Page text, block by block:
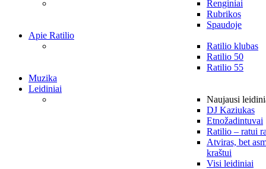
Renginiai
Rubrikos
Spaudoje
Apie Ratilio
Ratilio klubas
Ratilio 50
Ratilio 55
Muzika
Leidiniai
Naujausi
DJ Kaziukas
Etnožadintuvai
Ratilio – ratui
Atviras, bet
kraštui
Visi leidiniai